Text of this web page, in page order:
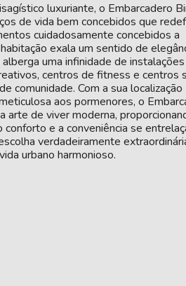
luxuriante, o Embarcadero
de vida bem concebidos que
cuidadosamente concebidos a
exala um sentido de
uma infinidade de
centros de fitness e centros
comunidade. Com a sua localização
aos pormenores, o
arte de viver moderna,
e a conveniência se
verdadeiramente
urbano harmonioso.